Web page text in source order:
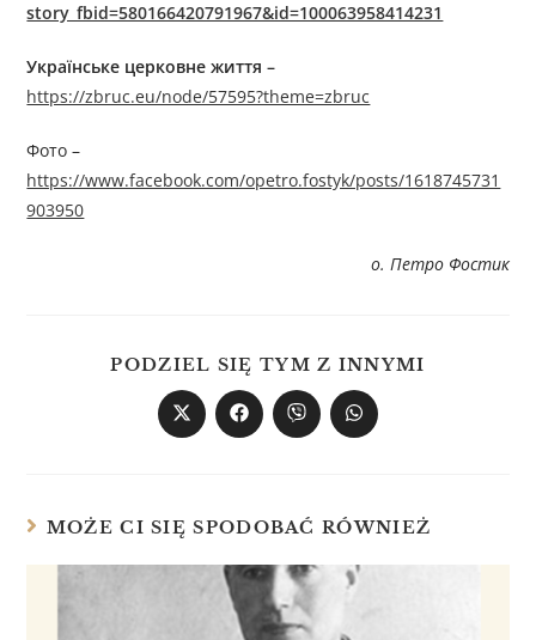
story_fbid=580166420791967&id=100063958414231
Українське церковне життя –
https://zbruc.eu/node/57595?theme=zbruc
Фото –
https://www.facebook.com/opetro.fostyk/posts/1618745731
903950
о. Петро Фостик
PODZIEL SIĘ TYM Z INNYMI
MOŻE CI SIĘ SPODOBAĆ RÓWNIEŻ